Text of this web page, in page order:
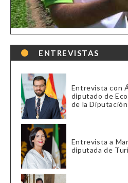
ENTREVISTAS
Entrevista con
diputado de
de la
Entrevista a
diputada de